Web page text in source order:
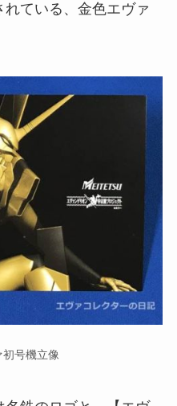
ている、金色エヴァ
号機立像